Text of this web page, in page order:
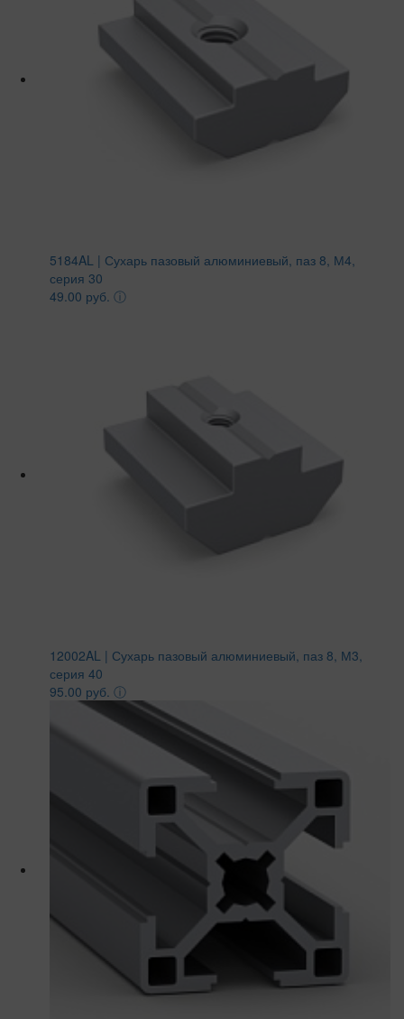
5184AL | Сухарь пазовый алюминиевый, паз 8, М4,
серия 30
49.00 руб. ⓘ
12002AL | Сухарь пазовый алюминиевый, паз 8, М3,
серия 40
95.00 руб. ⓘ